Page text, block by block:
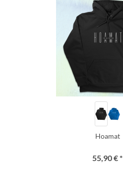
Hoamat
55,90 € *